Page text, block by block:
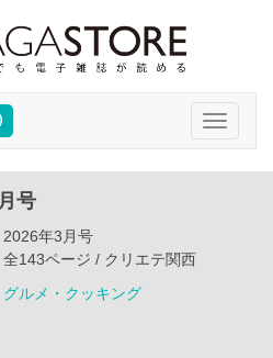
Toggle
号
2026年3月号
全143ページ / クリエテ関西
グルメ・クッキング